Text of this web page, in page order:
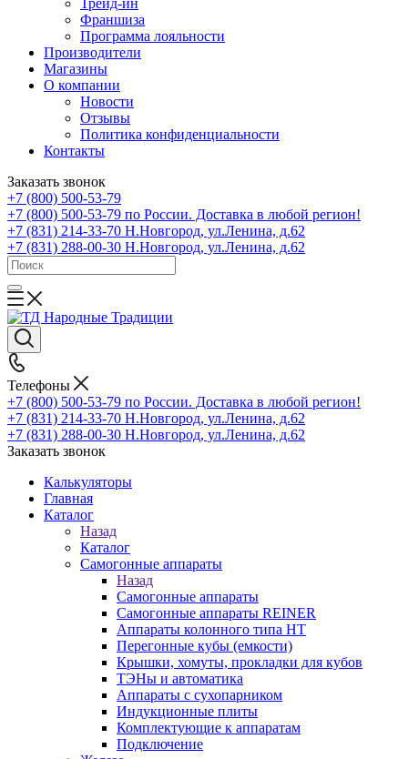
Трейд-ин
Франшиза
Программа лояльности
Производители
Магазины
О компании
Новости
Отзывы
Политика конфиденциальности
Контакты
Заказать звонок
+7 (800) 500-53-79
+7 (800) 500-53-79 по России. Доставка в любой регион!
+7 (831) 214-33-70 Н.Новгород, ул.Ленина, д.62
+7 (831) 288-00-30 Н.Новгород, ул.Ленина, д.62
Телефоны
+7 (800) 500-53-79 по России. Доставка в любой регион!
+7 (831) 214-33-70 Н.Новгород, ул.Ленина, д.62
+7 (831) 288-00-30 Н.Новгород, ул.Ленина, д.62
Заказать звонок
Калькуляторы
Главная
Каталог
Назад
Каталог
Самогонные аппараты
Назад
Самогонные аппараты
Самогонные аппараты REINER
Аппараты колонного типа НТ
Перегонные кубы (емкости)
Крышки, хомуты, прокладки для кубов
ТЭНы и автоматика
Аппараты с сухопарником
Индукционные плиты
Комплектующие к аппаратам
Подключение